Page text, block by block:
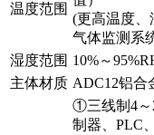
温度范围
(更高温度、
气体监测系
湿度范围 10%～
主体材质 ADC12铝合
①三线制4～
制器、PLC